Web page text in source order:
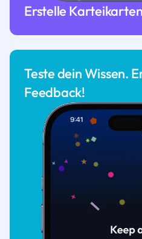
Erstelle
Teste dein Wissen.
Feedback!